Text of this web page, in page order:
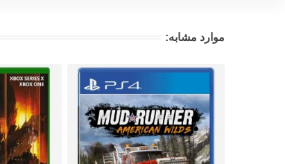
موارد مشابه: